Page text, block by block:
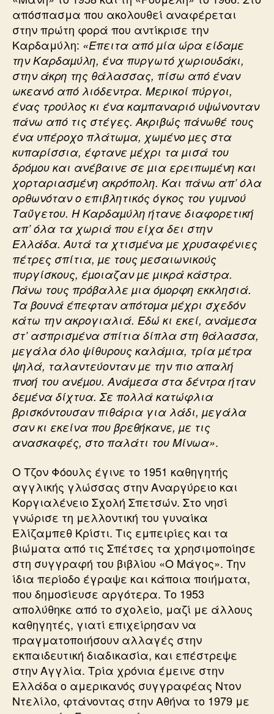
απόσπασμα που ακολουθεί αναφέρεται
στην πρώτη φορά που αντίκρισε την
Καρδαμύλη: «Επειτα από µία ώρα είδαµε
την Καρδαµύλη, ένα πυργωτό χωριουδάκι,
στην άκρη της θάλασσας, πίσω από έναν
ωκεανό από λιόδεντρα. Μερικοί πύργοι,
ένας τρούλος κι ένα καµπαναριό υψώνονταν
πάνω από τις στέγες. Ακριβώς πάνωθέ τους
ένα υπέροχο πλάτωµα, χωµένο µες στα
κυπαρίσσια, έφτανε µέχρι τα µισά του
δρόµου και ανέβαινε σε µια ερειπωµένη και
χορταριασµένη ακρόπολη. Και πάνω απ’ όλα
ορθωνόταν ο επιβλητικός όγκος του γυµνού
Ταΰγετου. Η Καρδαµύλη ήτανε διαφορετική
απ’ όλα τα χωριά που είχα δει στην
Ελλάδα. Αυτά τα χτισµένα µε χρυσαφένιες
πέτρες σπίτια, µε τους µεσαιωνικούς
πυργίσκους, έµοιαζαν µε µικρά κάστρα.
Πάνω τους πρόβαλλε µια όµορφη εκκλησιά.
Τα βουνά έπεφταν απότοµα µέχρι σχεδόν
κάτω την ακρογιαλιά. Εδώ κι εκεί, ανάµεσα
στ’ ασπρισµένα σπίτια δίπλα στη θάλασσα,
µεγάλα όλο ψίθυρους καλάµια, τρία µέτρα
ψηλά, ταλαντεύονταν µε την πιο απαλή
πνοή του ανέµου. Ανάµεσα στα δέντρα ήταν
δεµένα δίχτυα. Σε πολλά κατώφλια
βρισκόντουσαν πιθάρια για λάδι, µεγάλα
σαν κι εκείνα που βρεθήκανε, µε τις
ανασκαφές, στο παλάτι του Μίνωα».
Ο Τζον Φόουλς έγινε το 1951 καθηγητής
αγγλικής γλώσσας στην Αναργύρειο και
Κοργιαλένειο Σχολή Σπετσών. Στο νησί
γνώρισε τη μελλοντική του γυναίκα
Ελίζαμπεθ Κρίστι. Τις εμπειρίες και τα
βιώματα από τις Σπέτσες τα χρησιμοποίησε
στη συγγραφή του βιβλίου «Ο Μάγος». Την
ίδια περίοδο έγραψε και κάποια ποιήματα,
που δημοσίευσε αργότερα. Το 1953
απολύθηκε από το σχολείο, μαζί με άλλους
καθηγητές, γιατί επιχείρησαν να
πραγματοποιήσουν αλλαγές στην
εκπαιδευτική διαδικασία, και επέστρεψε
στην Αγγλία. Τρία χρόνια έμεινε στην
Ελλάδα ο αμερικανός συγγραφέας Ντον
Ντελίλο, φτάνοντας στην Αθήνα το 1979 με